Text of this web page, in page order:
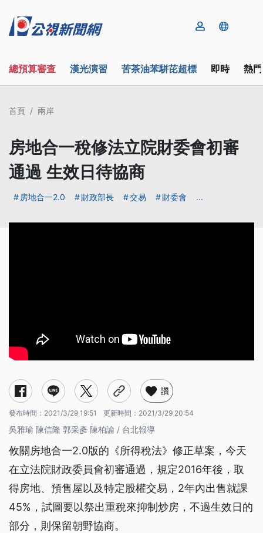
總預算審查 漢光演習 苦茶油苯駢芘超標 即時 熱
首頁 兩岸
房地合一稅修法立院財委會初審
通過 生效日待協商
房地合一2.0 財政部長 交易 財委會 ...
讚
發布時間： 2021/3/29 19:51 更新時間： 2021/3/29 20:54
吳雅瑜 陳信隆 郭采彥 陳柏諭 / 台北報導
攸關房地合一2.0版的《所得稅法》修正草案，今天
在立法院財政委員會初審通過，規定2016年後，取
得房地、預售屋以及特定股權交易，2年內出售就課
45%，試圖要以祭出重稅來抑制炒房，不過生效日的
部分，則保留朝野協商。